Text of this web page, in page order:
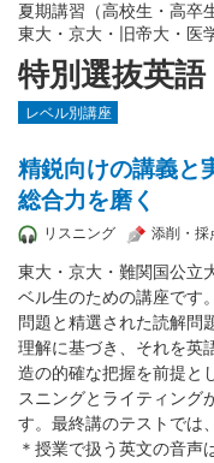
特別選抜英語
夏期講習（高校生・高卒
東大・京大・旧帝大・医
レベル別講座
精鋭向けの講義と
総合力を磨く
リスニング 添削・採
東大・京大・難関国公立
ベル生のための講座です
問題と精選された読解問
理解に基づき、それを英
造の的確な把握を前提と
スニングとライティング
す。最終講のテストでは
＊授業で扱う英文の音声